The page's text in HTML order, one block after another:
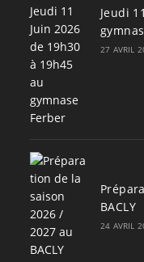
Jeudi
27 AVRIL
BACLY
24 AVRIL